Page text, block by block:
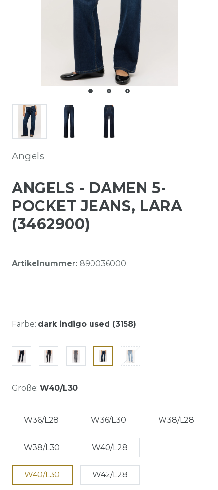
Angels
ANGELS - DAMEN 5-
POCKET JEANS, LARA
(3462900)
Artikelnummer: 890036000
Farbe: dark indigo used (3158)
Größe: W40/L30
W36/L28 W36/L30 W38/L28
W38/L30 W40/L28
W40/L30 W42/L28